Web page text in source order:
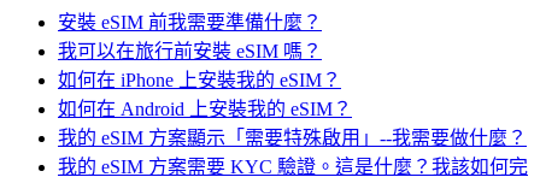
安裝 eSIM 前我需要準備什麼？
我可以在旅行前安裝 eSIM 嗎？
如何在 iPhone 上安裝我的 eSIM？
如何在 Android 上安裝我的 eSIM？
我的 eSIM 方案顯示「需要特殊啟用」--我需要做什麼？
我的 eSIM 方案需要 KYC 驗證。這是什麼？我該如何完